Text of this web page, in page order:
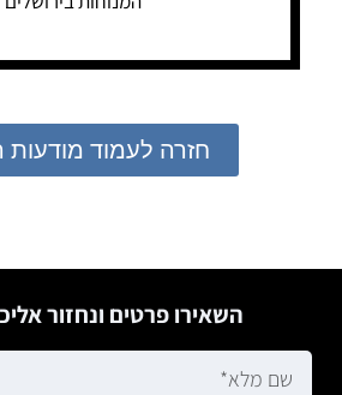
חזרה לעמוד
השאירו פרטים ונחזור